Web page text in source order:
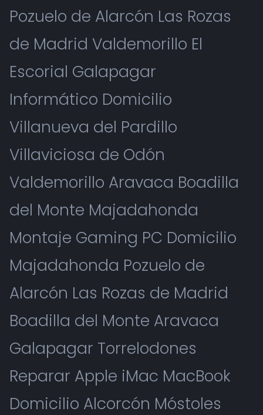
Pozuelo de Alarcón Las Rozas
de Madrid Valdemorillo El
Escorial Galapagar
Informático Domicilio
Villanueva del Pardillo
Villaviciosa de Odón
Valdemorillo Aravaca Boadilla
del Monte Majadahonda
Montaje Gaming PC Domicilio
Majadahonda Pozuelo de
Alarcón Las Rozas de Madrid
Boadilla del Monte Aravaca
Galapagar Torrelodones
Reparar Apple iMac MacBook
Domicilio Alcorcón Móstoles